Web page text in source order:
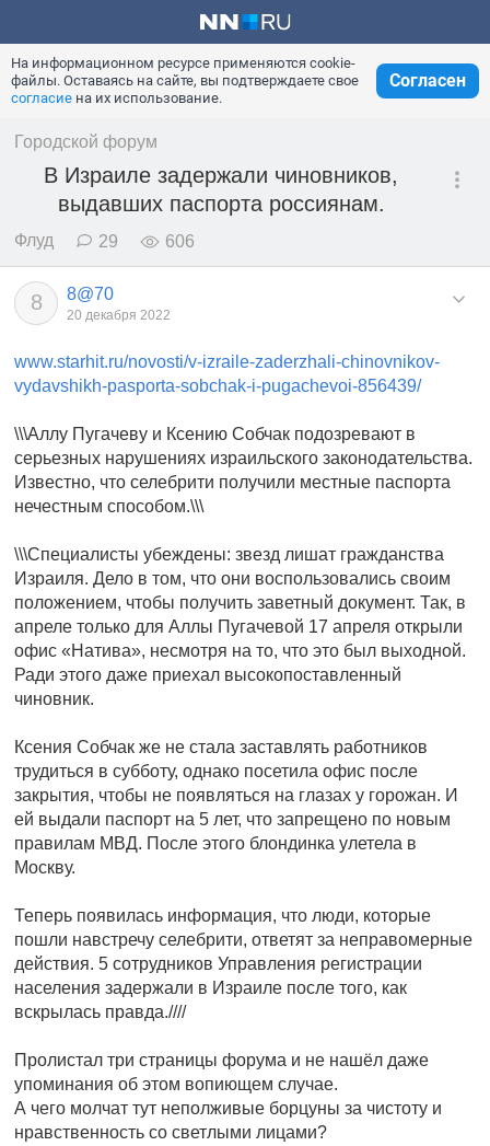
На информационном ресурсе применяются cookie-
файлы. Оставаясь на сайте, вы подтверждаете свое
согласие на их использование.
Согласен
Городской форум
В Израиле задержали чиновников,
выдавших паспорта россиянам.
Флуд 29 606
8 8@70
20 декабря 2022
www.starhit.ru/novosti/v-izraile-zaderzhali-chinovnikov-
vydavshikh-pasporta-sobchak-i-pugachevoi-856439/
\\\Аллу Пугачеву и Ксению Собчак подозревают в
серьезных нарушениях израильского законодательства.
Известно, что селебрити получили местные паспорта
нечестным способом.\\\
\\\Специалисты убеждены: звезд лишат гражданства
Израиля. Дело в том, что они воспользовались своим
положением, чтобы получить заветный документ. Так, в
апреле только для Аллы Пугачевой 17 апреля открыли
офис «Натива», несмотря на то, что это был выходной.
Ради этого даже приехал высокопоставленный
чиновник.
Ксения Собчак же не стала заставлять работников
трудиться в субботу, однако посетила офис после
закрытия, чтобы не появляться на глазах у горожан. И
ей выдали паспорт на 5 лет, что запрещено по новым
правилам МВД. После этого блондинка улетела в
Москву.
Теперь появилась информация, что люди, которые
пошли навстречу селебрити, ответят за неправомерные
действия. 5 сотрудников Управления регистрации
населения задержали в Израиле после того, как
вскрылась правда.////
Пролистал три страницы форума и не нашёл даже
упоминания об этом вопиющем случае.
А чего молчат тут неполживые борцуны за чистоту и
нравственность со светлыми лицами?